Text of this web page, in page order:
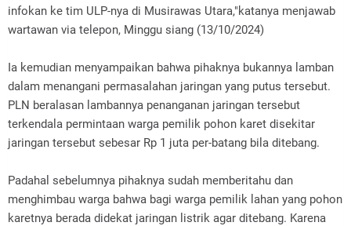
infokan ke tim ULP-nya di Musirawas Utara,"katanya menjawab
wartawan via telepon, Minggu siang (13/10/2024)
Ia kemudian menyampaikan bahwa pihaknya bukannya lamban
dalam menangani permasalahan jaringan yang putus tersebut.
PLN beralasan lambannya penanganan jaringan tersebut
terkendala permintaan warga pemilik pohon karet disekitar
jaringan tersebut sebesar Rp 1 juta per-batang bila ditebang.
Padahal sebelumnya pihaknya sudah memberitahu dan
menghimbau warga bahwa bagi warga pemilik lahan yang pohon
karetnya berada didekat jaringan listrik agar ditebang. Karena